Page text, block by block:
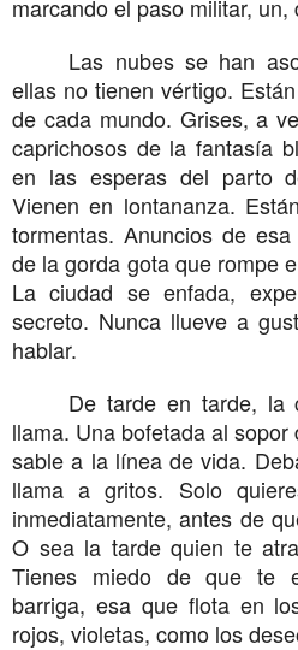
marcando el paso militar, un,
Las nubes se han
ellas no tienen vértigo.
de cada mundo. Grises, a
caprichosos de la fantasía
en las esperas del parto
Vienen en lontananza.
tormentas. Anuncios de
de la gorda gota que rompe
La ciudad se enfada,
secreto. Nunca llueve a
hablar.
De tarde en tarde, la
llama. Una bofetada al
sable a la línea de vida.
llama a gritos. Solo
inmediatamente, antes de
O sea la tarde quien te
Tienes miedo de que te
barriga, esa que flota en
rojos, violetas, como los